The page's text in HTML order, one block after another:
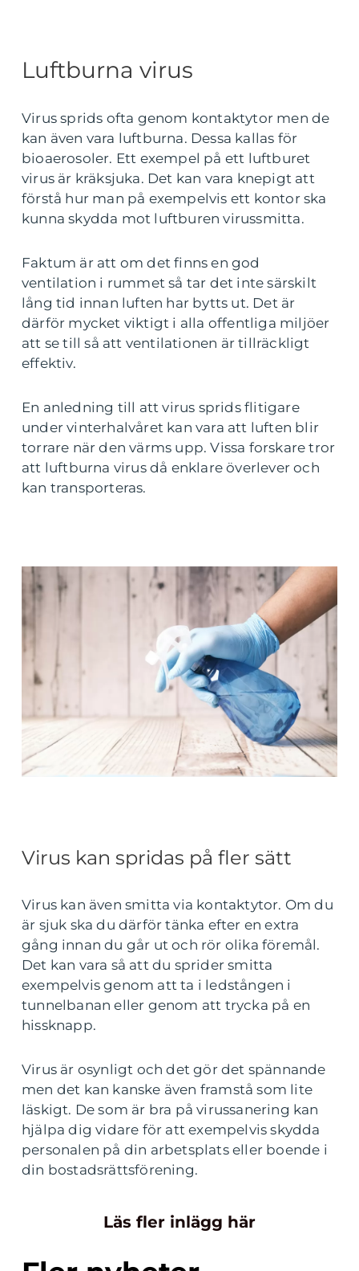
Luftburna virus
Virus sprids ofta genom kontaktytor men de
kan även vara luftburna. Dessa kallas för
bioaerosoler. Ett exempel på ett luftburet
virus är kräksjuka. Det kan vara knepigt att
förstå hur man på exempelvis ett kontor ska
kunna skydda mot luftburen virussmitta.
Faktum är att om det finns en god
ventilation i rummet så tar det inte särskilt
lång tid innan luften har bytts ut. Det är
därför mycket viktigt i alla offentliga miljöer
att se till så att ventilationen är tillräckligt
effektiv.
En anledning till att virus sprids flitigare
under vinterhalvåret kan vara att luften blir
torrare när den värms upp. Vissa forskare tror
att luftburna virus då enklare överlever och
kan transporteras.
Virus kan spridas på fler sätt
Virus kan även smitta via kontaktytor. Om du
är sjuk ska du därför tänka efter en extra
gång innan du går ut och rör olika föremål.
Det kan vara så att du sprider smitta
exempelvis genom att ta i ledstången i
tunnelbanan eller genom att trycka på en
hissknapp.
Virus är osynligt och det gör det spännande
men det kan kanske även framstå som lite
läskigt. De som är bra på virussanering kan
hjälpa dig vidare för att exempelvis skydda
personalen på din arbetsplats eller boende i
din bostadsrättsförening.
Läs fler inlägg här